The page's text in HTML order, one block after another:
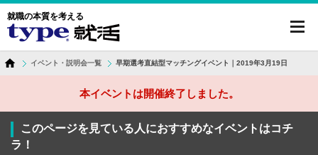
就職の本質を考える
イベント・説明会一覧 早期選考直結型マッチングイベント｜2019年3月19日
本イベントは開催終了しました。
このページを見ている人におすすめなイベントはコチ
ラ！